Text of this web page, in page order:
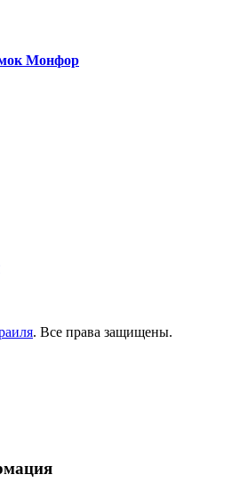
Монфор
. Все права защищены.